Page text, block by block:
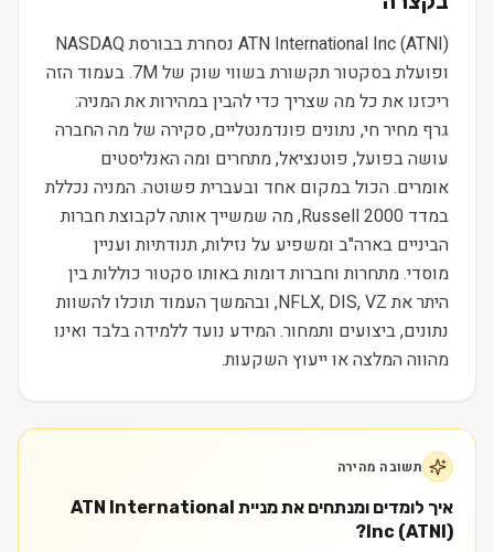
ATN International Inc (ATNI) נסחרת בבורסת NASDAQ
ופועלת בסקטור תקשורת בשווי שוק של 7M. בעמוד הזה
ריכזנו את כל מה שצריך כדי להבין במהירות את המניה:
גרף מחיר חי, נתונים פונדמנטליים, סקירה של מה החברה
עושה בפועל, פוטנציאל, מתחרים ומה האנליסטים
אומרים. הכול במקום אחד ובעברית פשוטה. המניה נכללת
במדד Russell 2000, מה שמשייך אותה לקבוצת חברות
הביניים בארה"ב ומשפיע על נזילות, תנודתיות ועניין
מוסדי. מתחרות וחברות דומות באותו סקטור כוללות בין
היתר את NFLX, DIS, VZ, ובהמשך העמוד תוכלו להשוות
נתונים, ביצועים ותמחור. המידע נועד ללמידה בלבד ואינו
מהווה המלצה או ייעוץ השקעות.
תשובה מהירה
איך לומדים ומנתחים את מניית ATN International
Inc (ATNI)?